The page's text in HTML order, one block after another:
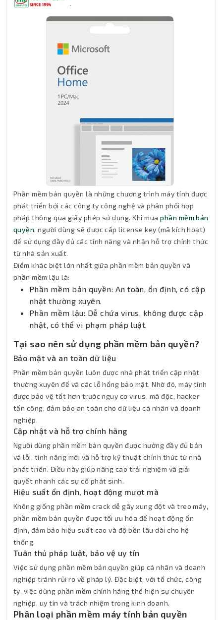
Phần mềm bản quyền là những chương trình máy tính được
phát triển bởi các công ty công nghệ và phân phối hợp
pháp thông qua giấy phép sử dụng. Khi muaphần mềm bản
quyền, người dùng sẽ được cấp license key (mã kích hoạt)
để sử dụng đầy đủ các tính năng và nhận hỗ trợ chính thức
từ nhà sản xuất.
Điểm khác biệt lớn nhất giữa phần mềm bản quyền và
phần mềm lậu là:
Phần mềm bản quyền: An toàn, ổn định, có cập
nhật thường xuyên.
Phần mềm lậu: Dễ chứa virus, không được cập
nhật, có thể vi phạm pháp luật.
Tại sao nên sử dụng phần mềm bản quyền?
Bảo mật và an toàn dữ liệu
Phần mềm bản quyền luôn được nhà phát triển cập nhật
thường xuyên để vá các lỗ hổng bảo mật. Nhờ đó, máy tính
được bảo vệ tốt hơn trước nguy cơ virus, mã độc, hacker
tấn công, đảm bảo an toàn cho dữ liệu cá nhân và doanh
nghiệp.
Cập nhật và hỗ trợ chính hãng
Người dùng phần mềm bản quyền được hưởng đầy đủ bản
vá lỗi, tính năng mới và hỗ trợ kỹ thuật chính thức từ nhà
phát triển. Điều này giúp nâng cao trải nghiệm và giải
quyết nhanh các sự cố phát sinh.
Hiệu suất ổn định, hoạt động mượt mà
Không giống phần mềm crack dễ gây xung đột và treo máy,
phần mềm bản quyền được tối ưu hóa để hoạt động ổn
định, đảm bảo hiệu suất cao và độ bền lâu dài cho hệ
thống.
Tuân thủ pháp luật, bảo vệ uy tín
Việc sử dụng phần mềm bản quyền giúp cá nhân và doanh
nghiệp tránh rủi ro về pháp lý. Đặc biệt, với tổ chức, công
ty, việc dùng phần mềm chính hãng thể hiện sự chuyên
nghiệp, uy tín và trách nhiệm trong kinh doanh.
Phân loại phần mềm máy tính bản quyền